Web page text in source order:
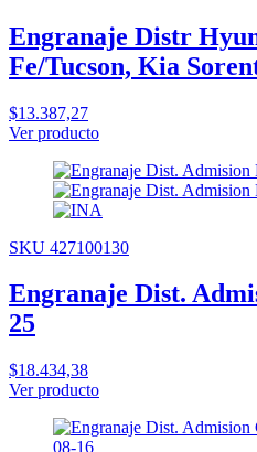
Engranaje Distr
Fe/Tucson, Kia
$13.387,27
Ver producto
SKU 427100130
Engranaje Dist.
25
$18.434,38
Ver producto